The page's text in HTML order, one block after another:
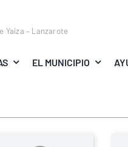
Yaiza – Lanzarote
EL MUNICIPIO